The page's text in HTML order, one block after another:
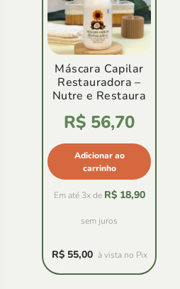
Máscara Capilar
Restauradora –
Nutre e Restaura
4.78
de
5
R$ 56,70
Adicionar ao
carrinho
Em até 3x de R$18,90
sem juros
R$55,00 à vista no Pix